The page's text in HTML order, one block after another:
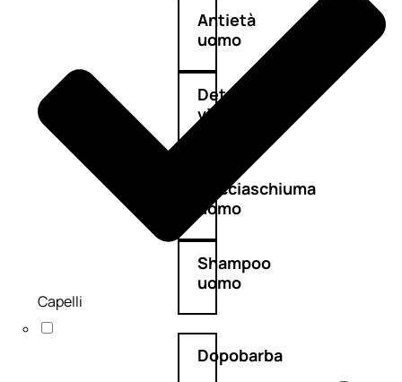
Antietà
uomo
Detergente
viso
Docciaschiuma
uomo
Shampoo
uomo
Dopobarba
Capelli